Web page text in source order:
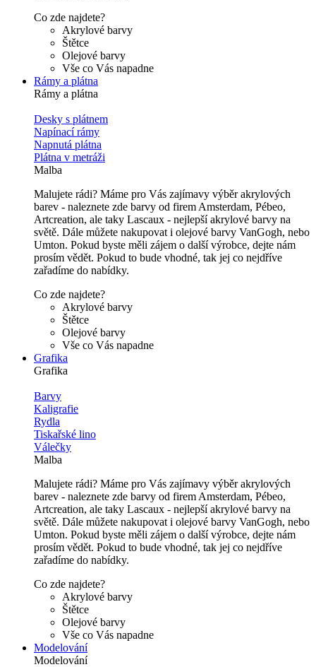
Co zde najdete?
Akrylové barvy
Štětce
Olejové barvy
Vše co Vás napadne
Rámy a plátna
Rámy a plátna
Desky s plátnem
Napínací rámy
Napnutá plátna
Plátna v metráži
Malba
Malujete rádi? Máme pro Vás zajímavy výběr akrylových
barev - naleznete zde barvy od firem Amsterdam, Pébeo,
Artcreation, ale taky Lascaux - nejlepší akrylové barvy na
světě. Dále můžete nakupovat i olejové barvy VanGogh, nebo
Umton. Pokud byste měli zájem o další výrobce, dejte nám
prosím vědět. Pokud to bude vhodné, tak jej co nejdříve
zařadíme do nabídky.
Co zde najdete?
Akrylové barvy
Štětce
Olejové barvy
Vše co Vás napadne
Grafika
Grafika
Barvy
Kaligrafie
Rydla
Tiskařské lino
Válečky
Malba
Malujete rádi? Máme pro Vás zajímavy výběr akrylových
barev - naleznete zde barvy od firem Amsterdam, Pébeo,
Artcreation, ale taky Lascaux - nejlepší akrylové barvy na
světě. Dále můžete nakupovat i olejové barvy VanGogh, nebo
Umton. Pokud byste měli zájem o další výrobce, dejte nám
prosím vědět. Pokud to bude vhodné, tak jej co nejdříve
zařadíme do nabídky.
Co zde najdete?
Akrylové barvy
Štětce
Olejové barvy
Vše co Vás napadne
Modelování
Modelování